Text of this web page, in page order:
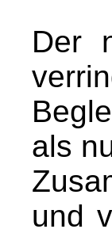
Der
als
und